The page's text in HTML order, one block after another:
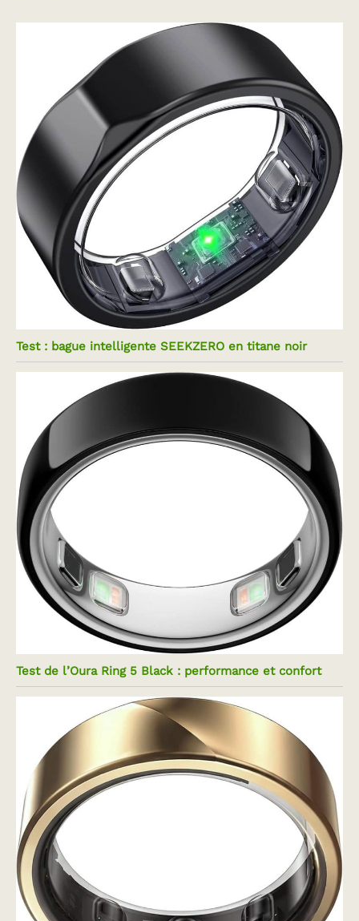
Test : bague intelligente SEEKZERO en titane noir
Test de l’Oura Ring 5 Black : performance et confort